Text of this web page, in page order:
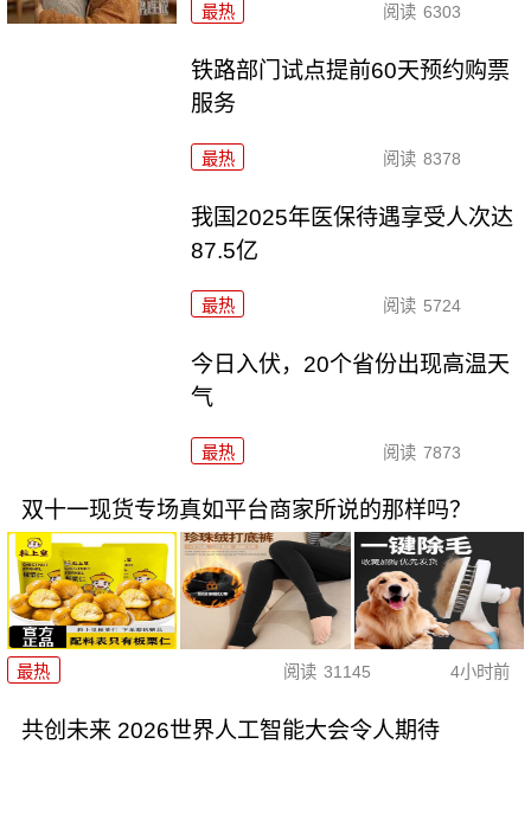
最热 阅读 6303
铁路部门试点提前60天预约购票
服务
最热 阅读 8378
我国2025年医保待遇享受人次达
87.5亿
最热 阅读 5724
今日入伏，20个省份出现高温天
气
最热 阅读 7873
双十一现货专场真如平台商家所说的那样吗？
最热 阅读 31145 4小时前
共创未来 2026世界人工智能大会令人期待